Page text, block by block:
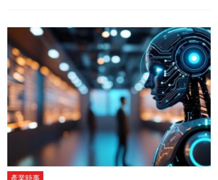
產業時事